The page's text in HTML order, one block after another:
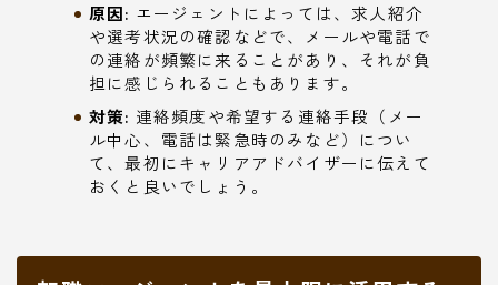
原因: エージェントによっては、求人紹介
や選考状況の確認などで、メールや電話で
の連絡が頻繁に来ることがあり、それが負
担に感じられることもあります。
対策: 連絡頻度や希望する連絡手段（メー
ル中心、電話は緊急時のみなど）につい
て、最初にキャリアアドバイザーに伝えて
おくと良いでしょう。